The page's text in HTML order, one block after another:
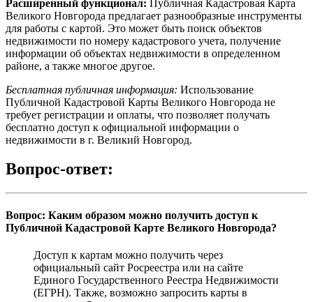
Расширенный функционал: Публичная Кадастровая Карта
Великого Новгорода предлагает разнообразные инструменты
для работы с картой. Это может быть поиск объектов
недвижимости по номеру кадастрового учета, получение
информации об объектах недвижимости в определенном
районе, а также многое другое.
Бесплатная публичная информация: Использование
Публичной Кадастровой Карты Великого Новгорода не
требует регистрации и оплаты, что позволяет получать
бесплатно доступ к официальной информации о
недвижимости в г. Великий Новгород.
Вопрос-ответ:
Вопрос: Каким образом можно получить доступ к
Публичной Кадастровой Карте Великого Новгорода?
Доступ к картам можно получить через
официальный сайт Росреестра или на сайте
Единого Государственного Реестра Недвижимости
(ЕГРН). Также, возможно запросить карты в